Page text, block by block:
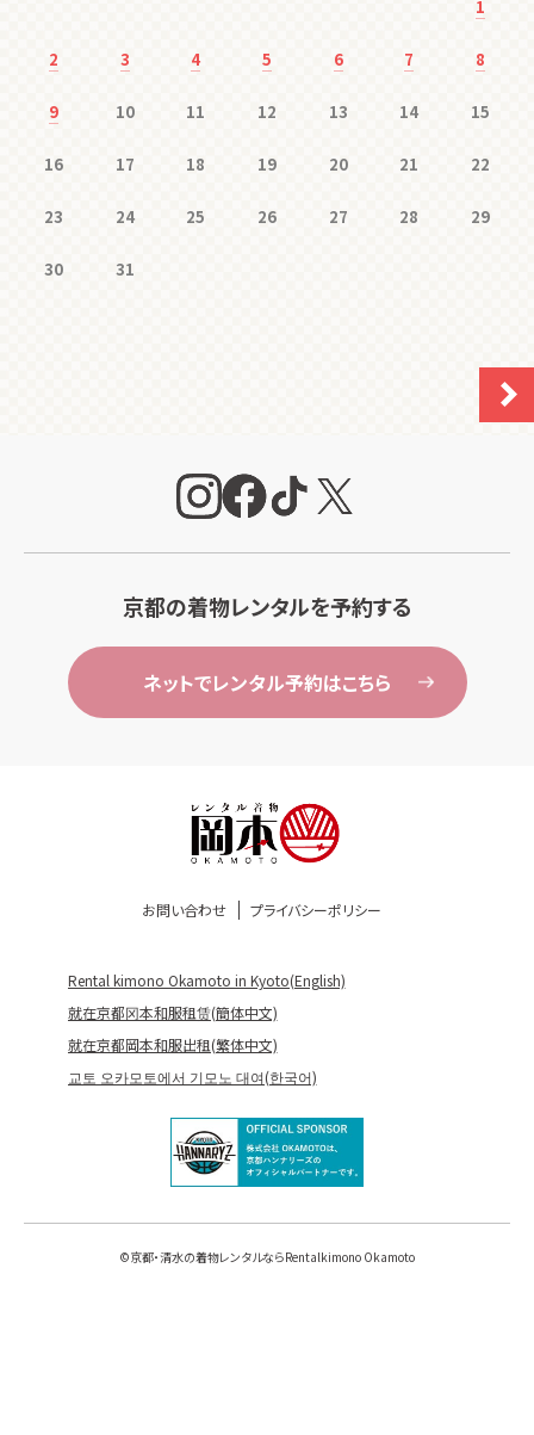
1
2 3 4 5 6 7 8
9 10 11 12 13 14 15
16 17 18 19 20 21 22
23 24 25 26 27 28 29
30 31
京都の着物レンタルを予約する
ネットでレンタル予約はこちら
お問い合わせ プライバシーポリシー
Rental kimono Okamoto in Kyoto(English)
就在京都冈本和服租赁(簡体中文)
就在京都岡本和服出租(繁体中文)
교토 오카모토에서 기모노 대여(한국어)
©京都・清水の着物レンタルならRentalkimono Okamoto